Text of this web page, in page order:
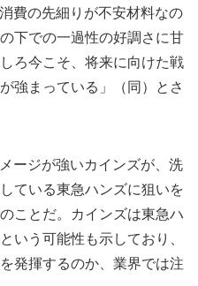
費の先細りが不安材料なの
下での一過性の好調さに甘
ろ今こそ、将来に向けた戦
強まっている」（同）とさ
ージが強いカインズが、洗
ている東急ハンズに狙いを
ことだ。カインズは東急ハ
いう可能性も示しており、
発揮するのか、業界では注